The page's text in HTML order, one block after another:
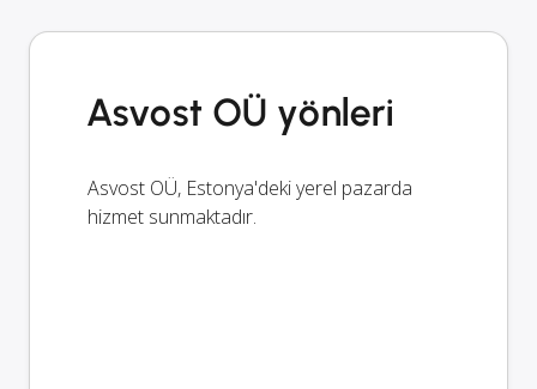
Asvost OÜ yönleri
Asvost OÜ, Estonya'deki yerel pazarda
hizmet sunmaktadır.